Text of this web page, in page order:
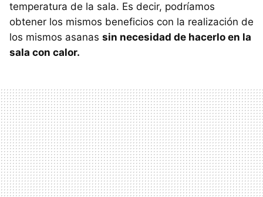
temperatura de la sala. Es decir, podríamos
obtener los mismos beneficios con la realización de
los mismos asanas sin necesidad de hacerlo en la
sala con calor.